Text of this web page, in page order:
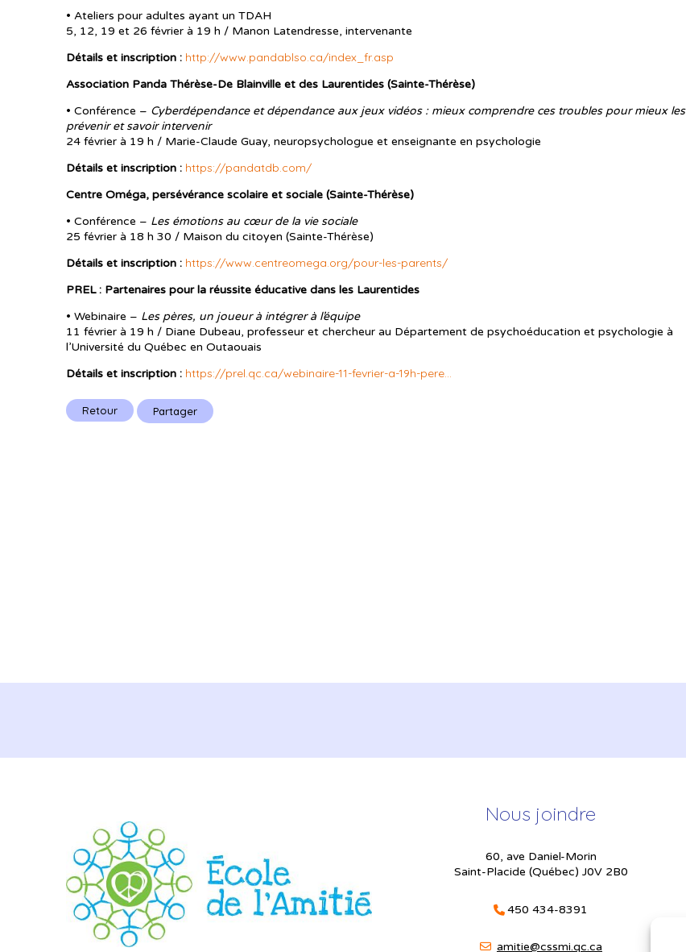
• Ateliers pour adultes ayant un TDAH
5, 12, 19 et 26 février à 19 h / Manon Latendresse, intervenante
Détails et inscription : http://www.pandablso.ca/index_fr.asp
Association Panda Thérèse-De Blainville et des Laurentides (Sainte-Thérèse)
• Conférence – Cyberdépendance et dépendance aux jeux vidéos : mieux comprendre ces troubles pour mieux les
prévenir et savoir intervenir
24 février à 19 h / Marie-Claude Guay, neuropsychologue et enseignante en psychologie
Détails et inscription : https://pandatdb.com/
Centre Oméga, persévérance scolaire et sociale (Sainte-Thérèse)
• Conférence – Les émotions au cœur de la vie sociale
25 février à 18 h 30 / Maison du citoyen (Sainte-Thérèse)
Détails et inscription : https://www.centreomega.org/pour-les-parents/
PREL : Partenaires pour la réussite éducative dans les Laurentides
• Webinaire – Les pères, un joueur à intégrer à l’équipe
11 février à 19 h / Diane Dubeau, professeur et chercheur au Département de psychoéducation et psychologie à
l’Université du Québec en Outaouais
Détails et inscription : https://prel.qc.ca/webinaire-11-fevrier-a-19h-pere...
Retour Partager
Nous joindre
60, ave Daniel-Morin
Saint-Placide (Québec) J0V 2B0
450 434-8391
amitie@cssmi.qc.ca